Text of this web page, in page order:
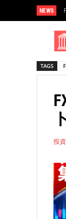
NEWS
TAGS
投